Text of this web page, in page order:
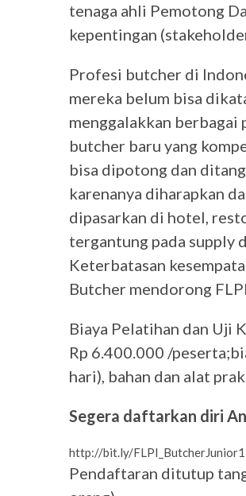
tenaga ahli Pemotong
kepentingan
Profesi butcher di
mereka belum bisa
menggalakkan
butcher baru yang
bisa dipotong dan
karenanya diharapkan
dipasarkan di hotel,
tergantung pada supply
Keterbatasan
Butcher mendorong
Biaya Pelatihan dan Uji
Rp 6.400.000 /
hari), bahan dan alat
Segera daftarkan diri
http://bit.ly/FLPI_ButcherJunior1
Pendaftaran ditutup